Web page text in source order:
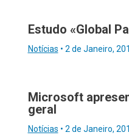
Estudo «Global
Notícias • 2 de Janeiro,
Microsoft
geral
Notícias • 2 de Janeiro,